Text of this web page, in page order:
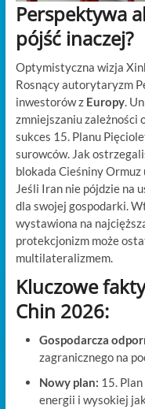
Perspektywa
pójść inaczej?
Optymistyczna wizja
Rosnący autorytaryzm
inwestorów z Europy.
zmniejszaniu zależności
sukces 15. Planu
surowców. Jak
blokada Cieśniny Ormuz
Jeśli Iran nie pójdzie na
dla swojej gospodarki.
wystawiona na
protekcjonizm może
multilateralizmem.
Kluczowe
Chin 2026:
Gospodarcza
zagranicznego na
Nowy plan: 15.
energii i wysokiej